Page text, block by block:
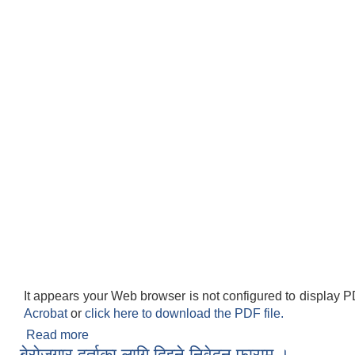
It appears your Web browser is not configured to display
Acrobator click here to download the PDF file.
Read more